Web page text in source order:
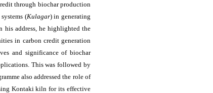
through biochar production
(Kulagar) in generating
his address, he highlighted the
in carbon credit generation
and significance of biochar
This was followed by
also addressed the role of
Kontaki kiln for its effective